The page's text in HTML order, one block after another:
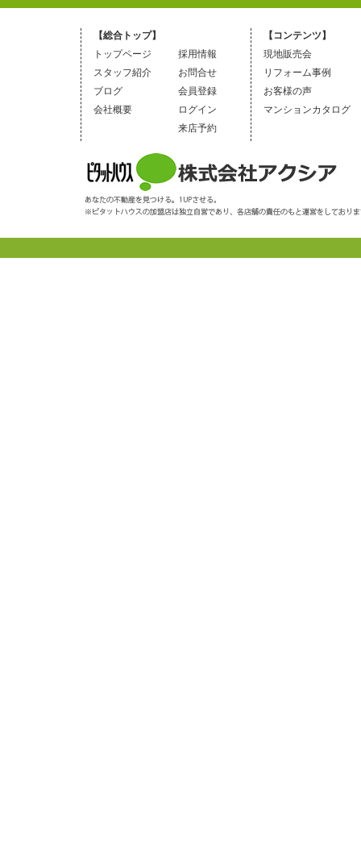
【総合トップ】
トップページ
スタッフ紹介
ブログ
会社概要
採用情報
お問合せ
会員登録
ログイン
来店予約
【コンテンツ】
現地販売会
リフォーム事例
お客様の声
マンションカタログ